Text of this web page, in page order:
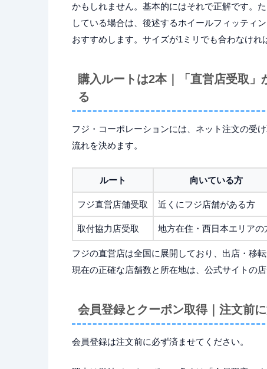
かもしれません。基本的にはそれで正解です。
している場合は、後述するホイールフィッティ
おすすめします。サイズが1ミリでも合わなけれ
購入ルートは2本｜「直営店受取」
る
フジ・コーポレーションには、ネット注文の受
流れを決めます。
ルート 向いている方
フジ直営店舗受取 近くにフジ店舗がある方
取付協力店受取 地方在住・西日本エリアの
フジの直営店は全国に展開しており、出店・移転
現在の正確な店舗数と所在地は、公式サイトの
会員登録とクーポン取得｜注文前
会員登録は注文前に必ず済ませてください。